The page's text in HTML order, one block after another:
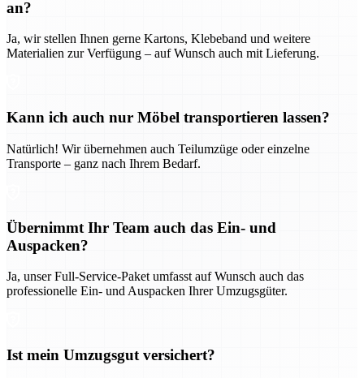
an?
Ja, wir stellen Ihnen gerne Kartons, Klebeband und weitere
Materialien zur Verfügung – auf Wunsch auch mit Lieferung.
Kann ich auch nur Möbel transportieren lassen?
Natürlich! Wir übernehmen auch Teilumzüge oder einzelne
Transporte – ganz nach Ihrem Bedarf.
Übernimmt Ihr Team auch das Ein- und
Auspacken?
Ja, unser Full-Service-Paket umfasst auf Wunsch auch das
professionelle Ein- und Auspacken Ihrer Umzugsgüter.
Ist mein Umzugsgut versichert?